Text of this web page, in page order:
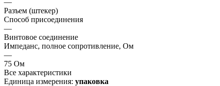
Разъем (штекер)
Способ присоединения
—
Винтовое соединение
Импеданс, полное сопротивление, Ом
—
75 Ом
Все характеристики
Единица измерения: упаковка